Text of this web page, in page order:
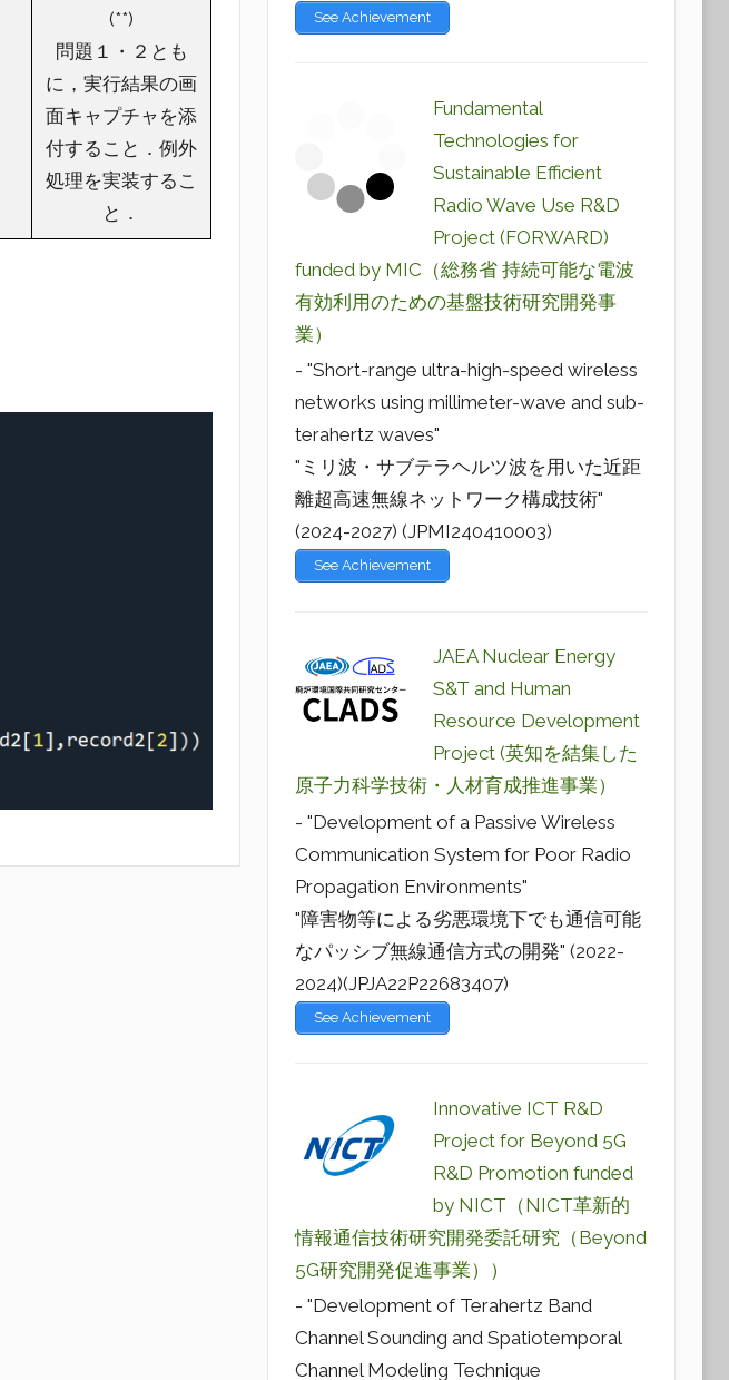
(**)
問題１・２とも
に，実行結果の画
面キャプチャを添
付すること．例外
処理を実装するこ
と．
See Achievement
Fundamental
Technologies for
Sustainable Efficient
Radio Wave Use R&D
Project (FORWARD)
funded by MIC（総務省 持続可能な電波
有効利用のための基盤技術研究開発事
業）
- "Short-range ultra-high-speed wireless
networks using millimeter-wave and sub-
terahertz waves"
"ミリ波・サブテラヘルツ波を用いた近距
離超高速無線ネットワーク構成技術"
(2024-2027) (JPMI240410003)
See Achievement
JAEA Nuclear Energy
S&T and Human
Resource Development
Project (英知を結集した
原子力科学技術・人材育成推進事業）
- "Development of a Passive Wireless
Communication System for Poor Radio
Propagation Environments"
"障害物等による劣悪環境下でも通信可能
なパッシブ無線通信方式の開発" (2022-
2024)(JPJA22P22683407)
See Achievement
Innovative ICT R&D
Project for Beyond 5G
R&D Promotion funded
by NICT（NICT革新的
情報通信技術研究開発委託研究（Beyond
5G研究開発促進事業））
- "Development of Terahertz Band
Channel Sounding and Spatiotemporal
Channel Modeling Technique